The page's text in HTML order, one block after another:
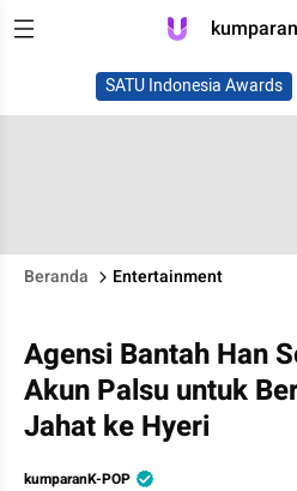
SATU Indonesia Awards
Beranda Entertainment
Agensi Bantah Han
Akun Palsu untuk
Jahat ke Hyeri
kumparanK-POP